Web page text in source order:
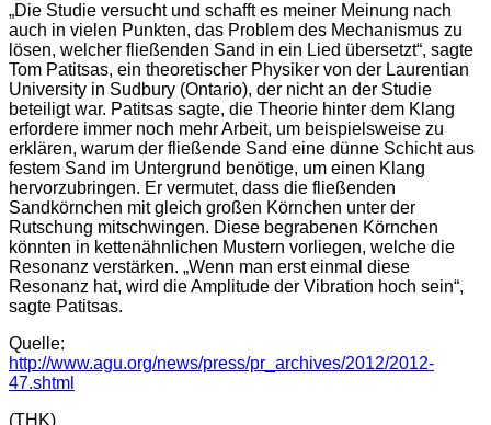
„Die Studie versucht und schafft es meiner Meinung nach
auch in vielen Punkten, das Problem des Mechanismus zu
lösen, welcher fließenden Sand in ein Lied übersetzt“, sagte
Tom Patitsas, ein theoretischer Physiker von der Laurentian
University in Sudbury (Ontario), der nicht an der Studie
beteiligt war. Patitsas sagte, die Theorie hinter dem Klang
erfordere immer noch mehr Arbeit, um beispielsweise zu
erklären, warum der fließende Sand eine dünne Schicht aus
festem Sand im Untergrund benötige, um einen Klang
hervorzubringen. Er vermutet, dass die fließenden
Sandkörnchen mit gleich großen Körnchen unter der
Rutschung mitschwingen. Diese begrabenen Körnchen
könnten in kettenähnlichen Mustern vorliegen, welche die
Resonanz verstärken. „Wenn man erst einmal diese
Resonanz hat, wird die Amplitude der Vibration hoch sein“,
sagte Patitsas.
Quelle:
http://www.agu.org/news/press/pr_archives/2012/2012-
47.shtml
(THK)